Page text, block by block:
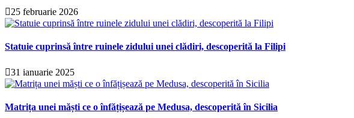
25 februarie 2026
Statuie cuprinsă între ruinele zidului unei clădiri, descoperită la Filipi
31 ianuarie 2025
Matrița unei măști ce o înfățișează pe Medusa, descoperită în Sicilia